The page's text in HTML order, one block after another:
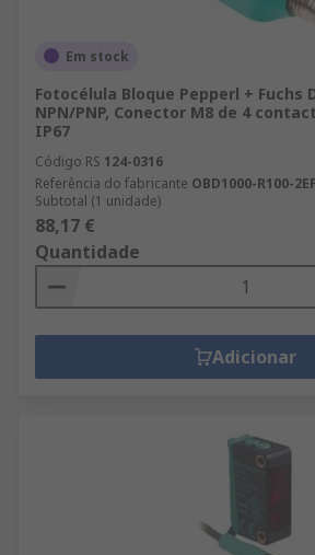
Em stock
Fotocélula Bloque Pepperl + Fuchs
NPN/PNP, Conector M8 de 4
IP67
Código RS 124-0316
Referência do fabricante OBD1000-R100-
Subtotal (1 unidade)
88,17 €
Quantidade
Adicionar